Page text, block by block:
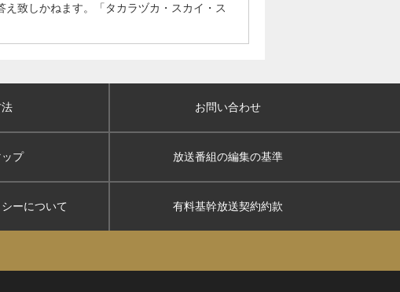
致しかねます。「タカラヅカ・スカイ・ス
お問い合わせ
プ 放送番組の編集の基準
ーについて 有料基幹放送契約約款